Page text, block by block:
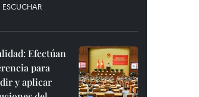
ESCUCHAR
Efectúan
para
y aplicar